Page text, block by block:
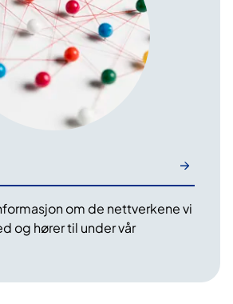
om de nettverkene vi
og hører til under vår